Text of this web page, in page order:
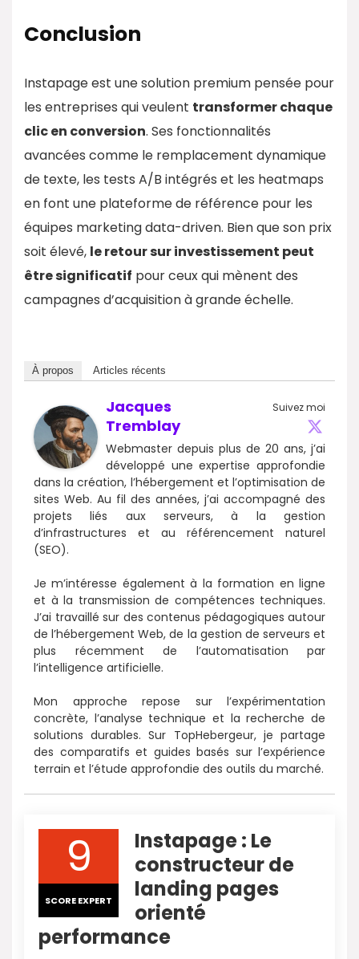
Conclusion
Instapage est une solution premium pensée pour
les entreprises qui veulent transformer chaque
clic en conversion. Ses fonctionnalités
avancées comme le remplacement dynamique
de texte, les tests A/B intégrés et les heatmaps
en font une plateforme de référence pour les
équipes marketing data-driven. Bien que son prix
soit élevé, le retour sur investissement peut
être significatif pour ceux qui mènent des
campagnes d’acquisition à grande échelle.
À propos Articles récents
Suivez moi
Jacques
Tremblay
Webmaster depuis plus de 20 ans, j’ai
développé une expertise approfondie
dans la création, l’hébergement et l’optimisation de
sites Web. Au fil des années, j’ai accompagné des
projets liés aux serveurs, à la gestion
d’infrastructures et au référencement naturel
(SEO).
Je m’intéresse également à la formation en ligne
et à la transmission de compétences techniques.
J’ai travaillé sur des contenus pédagogiques autour
de l’hébergement Web, de la gestion de serveurs et
plus récemment de l’automatisation par
l’intelligence artificielle.
Mon approche repose sur l’expérimentation
concrète, l’analyse technique et la recherche de
solutions durables. Sur TopHebergeur, je partage
des comparatifs et guides basés sur l’expérience
terrain et l’étude approfondie des outils du marché.
9
SCORE EXPERT
Instapage : Le
constructeur de
landing pages
orienté
performance